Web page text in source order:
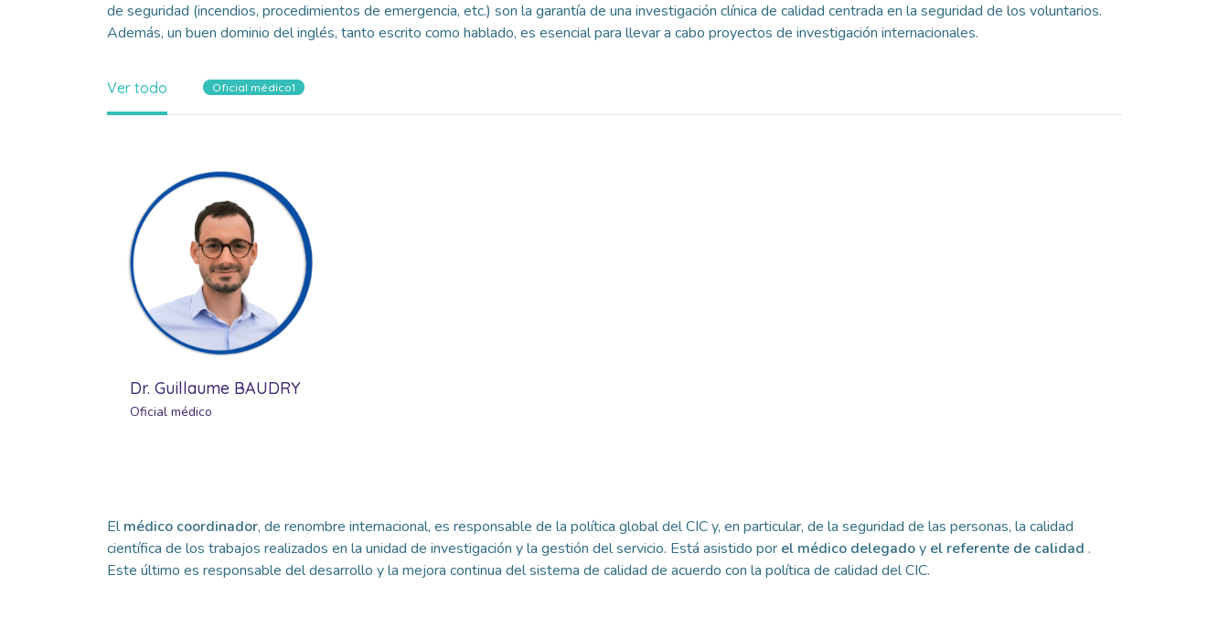
de seguridad (incendios, procedimientos de emergencia, etc.) son la garantía de una investigación clínica de calidad centrada en la seguridad de los voluntarios.
Además, un buen dominio del inglés, tanto escrito como hablado, es esencial para llevar a cabo proyectos de investigación internacionales.
Ver todo Oficial médico1
Dr. Guillaume BAUDRY
Oficial médico
Elmédico coordinador, de renombre internacional, es responsable de la política globaldel CIC y, en particular, de la seguridad de las personas, la calidad
científica de los trabajos realizados en la unidad de investigación y la gestión del servicio. Está asistido por el médico delegadoy el referente de calidad .
Este último es responsable del desarrollo y la mejora continua del sistema de calidad de acuerdo con la política de calidad del CIC.